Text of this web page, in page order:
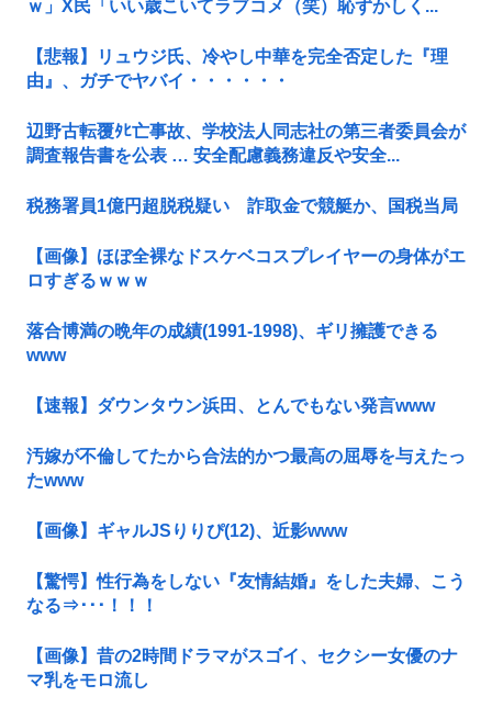
ｗ」X民「いい歳こいてラブコメ（笑）恥ずかしく...
【悲報】リュウジ氏、冷やし中華を完全否定した『理
由』、ガチでヤバイ・・・・・・
辺野古転覆ﾀﾋ亡事故、学校法人同志社の第三者委員会が
調査報告書を公表 … 安全配慮義務違反や安全...
税務署員1億円超脱税疑い 詐取金で競艇か、国税当局
【画像】ほぼ全裸なドスケベコスプレイヤーの身体がエ
ロすぎるｗｗｗ
落合博満の晩年の成績(1991-1998)、ギリ擁護できる
www
【速報】ダウンタウン浜田、とんでもない発言www
汚嫁が不倫してたから合法的かつ最高の屈辱を与えたっ
たwww
【画像】ギャルJSりりぴ(12)、近影www
【驚愕】性行為をしない『友情結婚』をした夫婦、こう
なる⇒･･･！！！
【画像】昔の2時間ドラマがスゴイ、セクシー女優のナ
マ乳をモロ流し